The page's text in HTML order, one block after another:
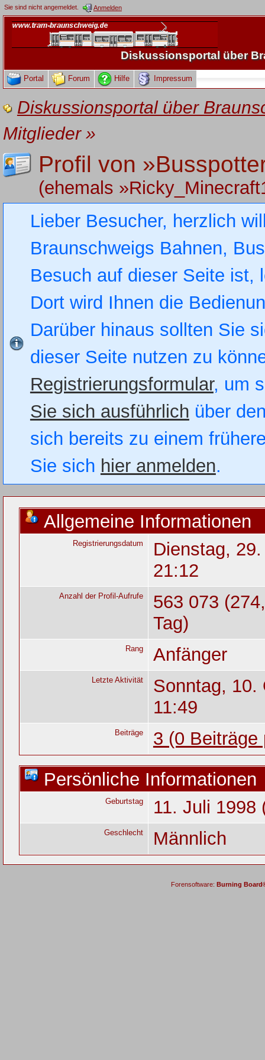
Sie sind nicht angemeldet. Anmelden
Diskussionsportal über
Portal Forum Hilfe Impressum
Diskussionsportal über
Mitglieder»
Profil von
(ehemals
Lieber Besucher, herzlich
Braunschweigs Bahnen,
Besuch auf dieser Seite
Dort wird Ihnen die
Darüber hinaus sollten Sie
dieser Seite nutzen zu
Registrierungsformular, um
Sie sich ausführlich über
sich bereits zu einem
Sie sich hier anmelden.
Allgemeine Informationen
Registrierungsdatum
Dienstag,
21:12
Anzahl der Profil-Aufrufe
563 073
Tag)
Rang Anfänger
Letzte Aktivität
Sonntag, 10.
11:49
Beiträge
3 (0 Beiträge
Persönliche Informationen
Geburtstag 11. Juli 1998
Geschlecht Männlich
Forensoftware: Burning